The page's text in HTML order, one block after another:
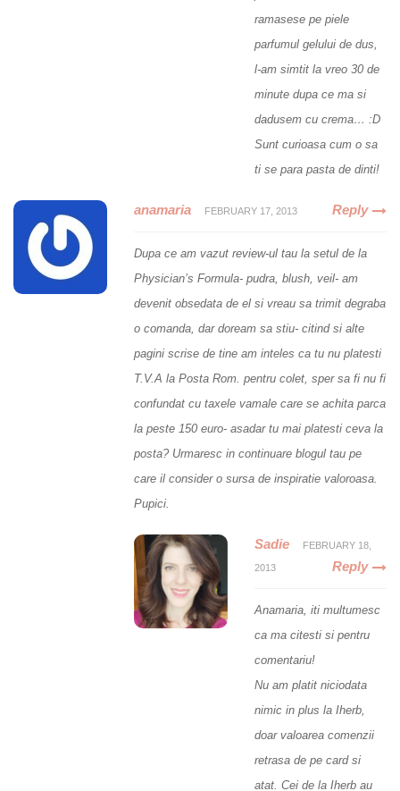
ramasese pe piele
parfumul gelului de dus,
l-am simtit la vreo 30 de
minute dupa ce ma si
dadusem cu crema… :D
Sunt curioasa cum o sa
ti se para pasta de dinti!
anamaria FEBRUARY 17, 2013 Reply
Dupa ce am vazut review-ul tau la setul de la
Physician’s Formula- pudra, blush, veil- am
devenit obsedata de el si vreau sa trimit degraba
o comanda, dar doream sa stiu- citind si alte
pagini scrise de tine am inteles ca tu nu platesti
T.V.A la Posta Rom. pentru colet, sper sa fi nu fi
confundat cu taxele vamale care se achita parca
la peste 150 euro- asadar tu mai platesti ceva la
posta? Urmaresc in continuare blogul tau pe
care il consider o sursa de inspiratie valoroasa.
Pupici.
Sadie FEBRUARY 18,
2013 Reply
Anamaria, iti multumesc
ca ma citesti si pentru
comentariu!
Nu am platit niciodata
nimic in plus la Iherb,
doar valoarea comenzii
retrasa de pe card si
atat. Cei de la Iherb au